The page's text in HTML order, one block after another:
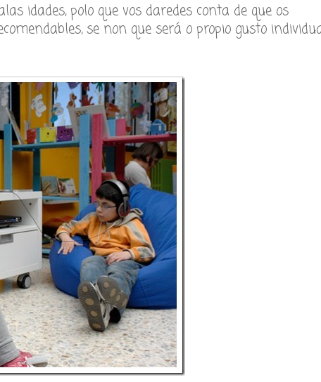
idades, polo que vos daredes conta de que os
se non que será o propio gusto